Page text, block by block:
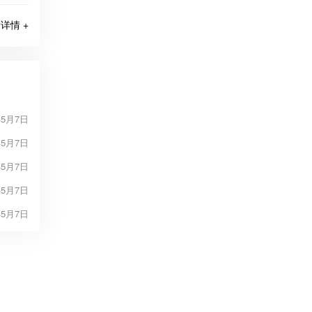
情 +
月7日
月7日
月7日
月7日
月7日